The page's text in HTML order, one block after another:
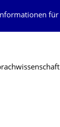
Informationen für